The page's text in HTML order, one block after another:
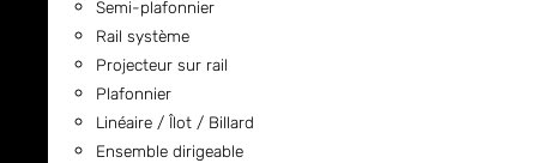
Semi-plafonnier
Rail système
Projecteur sur rail
Plafonnier
Linéaire / Îlot / Billard
Ensemble dirigeable